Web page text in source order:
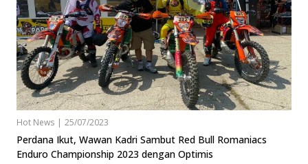
Hot News | 25/07/2023
Perdana Ikut, Wawan Kadri Sambut Red Bull Romaniacs
Enduro Championship 2023 dengan Optimis